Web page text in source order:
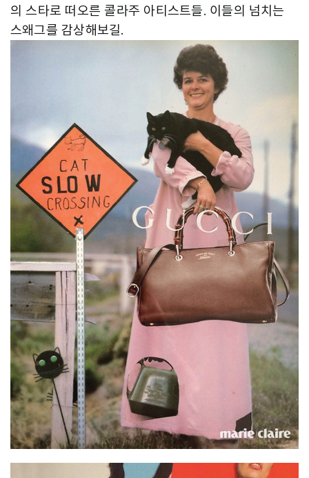
의 스타로 떠오른 콜라주 아티스트들. 이들의 넘치는
스왜그를 감상해보길.